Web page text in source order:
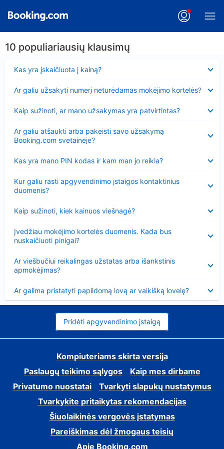
10 populiariausių klausimų
Kas yra įskaičiuota į kainą?
Ar galiu užsakyti numerį neturėdamas mokėjimo kortelės?
Kaip sužinoti, ar mano užsakymas yra patvirtintas?
Ar galiu atšaukti arba pakeisti savo užsakymą
Booking.com svetainėje?
Kas yra mano PIN kodas ir kam man jo reikia?
Kur galiu rasti apgyvendinimo įstaigos kontaktinius
duomenis?
Kaip sužinoti, kiek kainuos viešnagė?
Įvedžiau mokėjimo kortelės duomenis. Kada bus
nuskaičiuoti pinigai?
Ar viešbučiui reikalingas užstatas arba išankstinis
apmokėjimas?
Ar galima pristatyti papildomą lovą ar vaikišką lovelę?
Pridėti apgyvendinimo įstaigą
Kompiuteriams skirta versija
Paslaugų teikimo sąlygos
Kaip mes dirbame
Privatumo nuostatai
Tvarkyti slapukų nustatymus
Tvarkykite pritaikytas rekomendacijas
Šiuolaikinės vergovės įstatymas
Pareiškimas dėl žmogaus teisių
Apie Booking.com